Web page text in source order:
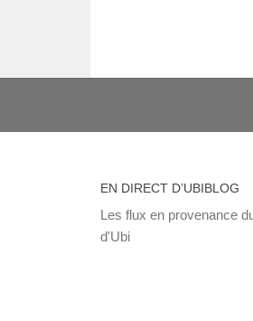
EN DIRECT D’UBIBLOG
Les flux en provenance
d'Ubi